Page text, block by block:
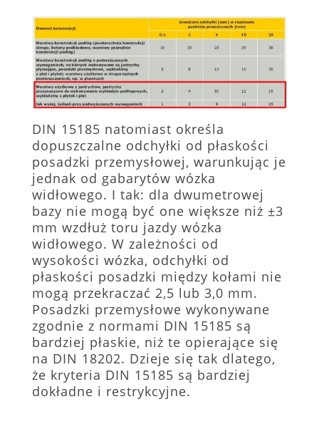
DIN 15185 natomiast określa
dopuszczalne odchyłki od płaskości
posadzki przemysłowej, warunkując je
jednak od gabarytów wózka
widłowego. I tak: dla dwumetrowej
bazy nie mogą być one większe niż ±3
mm wzdłuż toru jazdy wózka
widłowego. W zależności od
wysokości wózka, odchyłki od
płaskości posadzki między kołami nie
mogą przekraczać 2,5 lub 3,0 mm.
Posadzki przemysłowe wykonywane
zgodnie z normami DIN 15185 są
bardziej płaskie, niż te opierające się
na DIN 18202. Dzieje się tak dlatego,
że kryteria DIN 15185 są bardziej
dokładne i restrykcyjne.